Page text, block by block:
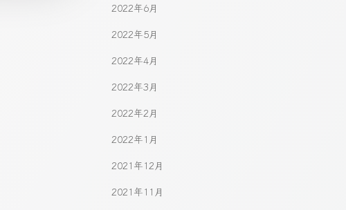
2022年6月
2022年5月
2022年4月
2022年3月
2022年2月
2022年1月
2021年12月
2021年11月